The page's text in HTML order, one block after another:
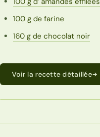
100 g de farine
160 g de chocolat noir
Voir la recette détaillée